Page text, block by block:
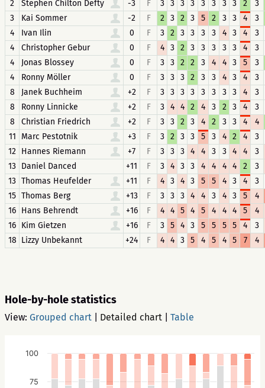
2
Stephen Chilton Defty -3 F 3 3 3 3 3 3 3 3 2
3
3
Kai Sommer -2 F 2 3 2 3 5 2 3 3 4
3
4
Ivan Ilin 0 F 3 2 3 3 3 3 4 3 4
3
4
Christopher Gebur 0 F 4 3 2 3 3 3 3 3 4
3
4
Jonas Blossey 0 F 3 3 2 2 3 4 4 3 5
3
4
Ronny Möller 0 F 3 3 3 2 3 3 4 3 4
3
8
Janek Buchheim +2 F 3 3 3 3 3 3 3 3 4
3
8
Ronny Linnicke +2 F 3 4 4 2 4 3 2 3 4
3
8
Christian Friedrich +2 F 3 3 2 3 4 2 3 3 4
4
11
Marc Pestotnik +3 F 3 2 3 3 5 3 4 2 4
3
12 Hannes Riemann +7 F 3 3 3 4 4 3 3 4 4
3
13 Daniel Danced +11 F 3 4 3 3 4 4 4 4 2
3
13 Thomas Heufelder +11 F 4 3 4 3 5 5 4 3 4
3
15 Thomas Berg +13 F 3 3 3 4 4 3 4 3 5
4
16 Hans Behrendt +16 F 4 4 5 4 5 4 4 4 5
4
16 Kim Gietzen +16 F 3 5 4 3 5 5 5 5 4
3
18 Lizzy Unbekannt +24 F 4 4 3 5 4 5 4 5 7 4
Hole-by-hole statistics
View: Grouped chart Detailed chart Table
75
100